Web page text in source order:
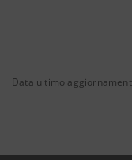
Data ultimo